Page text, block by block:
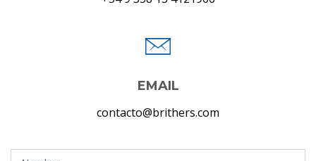
EMAIL
contacto@brithers.com